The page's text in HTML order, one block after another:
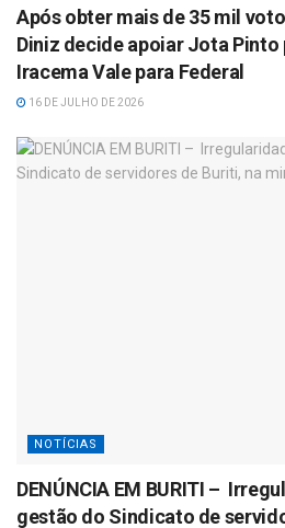
Após obter mais de 35 mil
Diniz decide apoiar Jota Pinto
Iracema Vale para Federal
16 DE JULHO DE 2026
NOTÍCIAS
DENÚNCIA EM BURITI –
gestão do Sindicato de